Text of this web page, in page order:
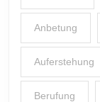
Anbetung
Auferstehung
Berufung